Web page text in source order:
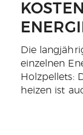
Die
einzelnen
Holzpellets:
heizen ist